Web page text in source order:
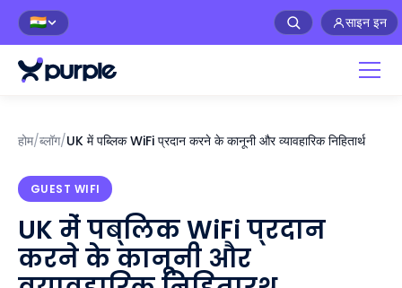
🇮🇳 साइन इन
होम/ब्लॉग/UK में पब्लिक WiFi प्रदान करने के कानूनी और व्यावहारिक निहितार्थ
GUEST WIFI
UK में पब्लिक WiFi प्रदान
करने के कानूनी और